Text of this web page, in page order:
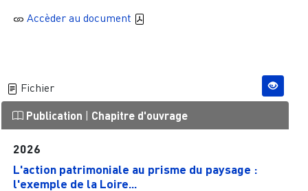
Accèder au document
Fichier
Publication Chapitre d'ouvrage
2026
L'action patrimoniale au prisme du paysage :
l'exemple de la Loire...